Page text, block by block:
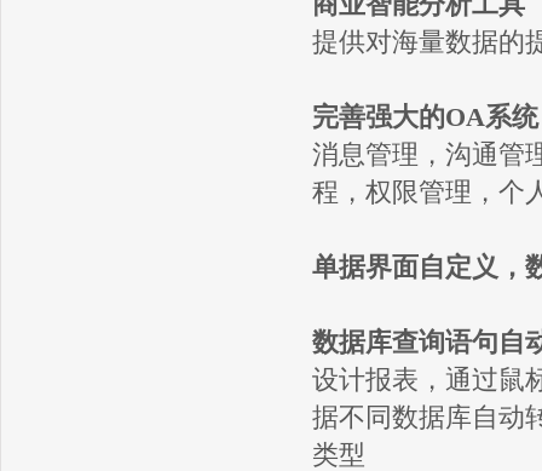
提供对海量数据的
完善强大的OA系统
消息管理，沟通管
程，权限管理，个
单据界面自定义，
数据库查询语句自
设计报表，通过鼠
据不同数据库自动
类型